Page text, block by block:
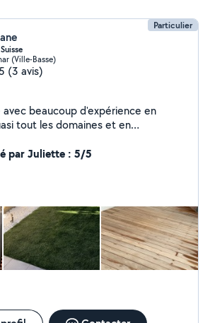
Particulier
(Ville-Basse)
(3 avis)
avec beaucoup d'expérience en
tout les domaines et en
par Juliette : 5/5